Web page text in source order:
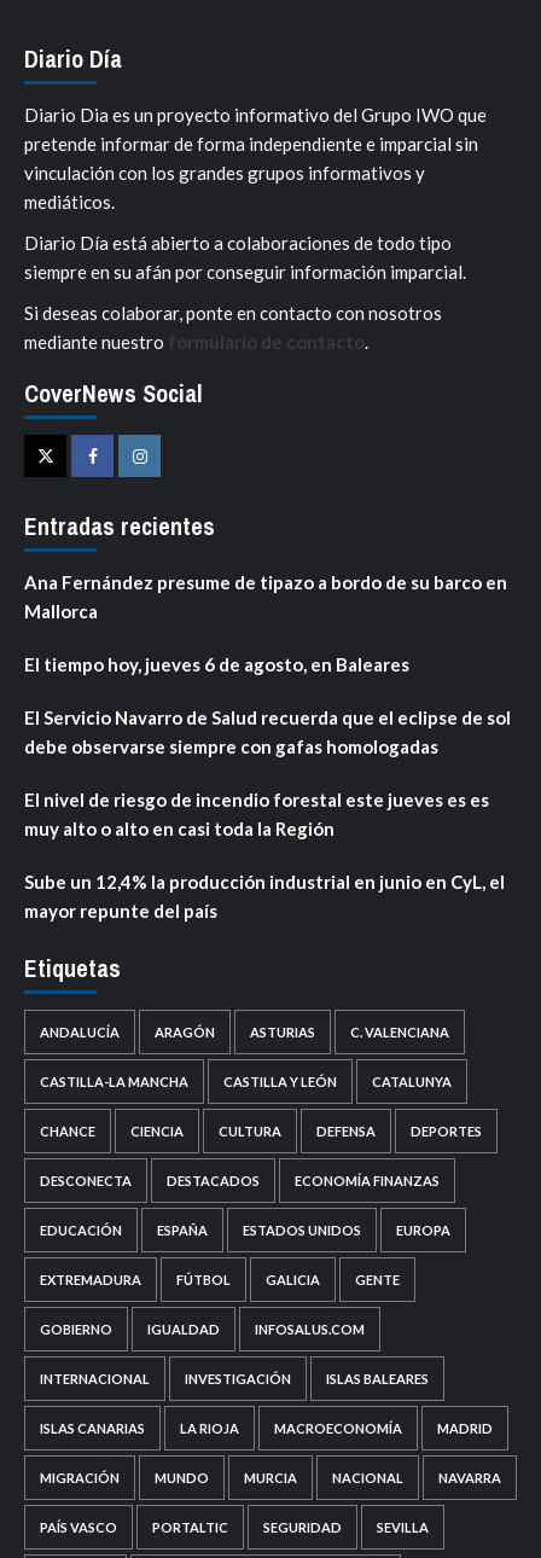
Diario Día
Diario Dia es un proyecto informativo del Grupo IWO que
pretende informar de forma independiente e imparcial sin
vinculación con los grandes grupos informativos y
mediáticos.
Diario Día está abierto a colaboraciones de todo tipo
siempre en su afán por conseguir información imparcial.
Si deseas colaborar, ponte en contacto con nosotros
mediante nuestro formulario de contacto.
CoverNews Social
TwitterFacebookInstagram
Entradas recientes
Ana Fernández presume de tipazo a bordo de su barco en
Mallorca
El tiempo hoy, jueves 6 de agosto, en Baleares
El Servicio Navarro de Salud recuerda que el eclipse de sol
debe observarse siempre con gafas homologadas
El nivel de riesgo de incendio forestal este jueves es es
muy alto o alto en casi toda la Región
Sube un 12,4% la producción industrial en junio en CyL, el
mayor repunte del país
Etiquetas
ANDALUCÍA ARAGÓN ASTURIAS C. VALENCIANA
CASTILLA-LA MANCHA CASTILLA Y LEÓN CATALUNYA
CHANCE CIENCIA CULTURA DEFENSA DEPORTES
DESCONECTA DESTACADOS ECONOMÍA FINANZAS
EDUCACIÓN ESPAÑA ESTADOS UNIDOS EUROPA
EXTREMADURA FÚTBOL GALICIA GENTE
GOBIERNO IGUALDAD INFOSALUS.COM
INTERNACIONAL INVESTIGACIÓN ISLAS BALEARES
ISLAS CANARIAS LA RIOJA MACROECONOMÍA MADRID
MIGRACIÓN MUNDO MURCIA NACIONAL NAVARRA
PAÍS VASCO PORTALTIC SEGURIDAD SEVILLA